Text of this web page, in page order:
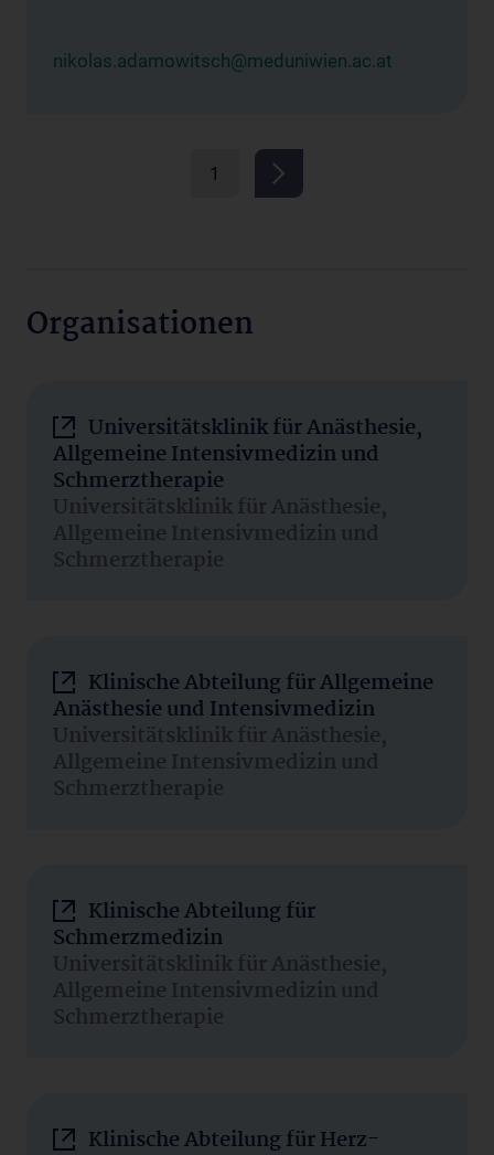
nikolas.adamowitsch@meduniwien.ac.at
1
Organisationen
Universitätsklinik für Anästhesie,
Allgemeine Intensivmedizin und
Schmerztherapie
Universitätsklinik für Anästhesie,
Allgemeine Intensivmedizin und
Schmerztherapie
Klinische Abteilung für Allgemeine
Anästhesie und Intensivmedizin
Universitätsklinik für Anästhesie,
Allgemeine Intensivmedizin und
Schmerztherapie
Klinische Abteilung für
Schmerzmedizin
Universitätsklinik für Anästhesie,
Allgemeine Intensivmedizin und
Schmerztherapie
Klinische Abteilung für Herz-